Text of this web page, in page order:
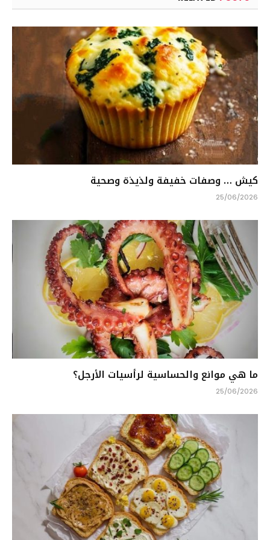
كيش … وصفات خفيفة ولذيذة وصحية
25/06/2026
ما هي موانع والحساسية لرأسيات الأرجل؟
25/06/2026